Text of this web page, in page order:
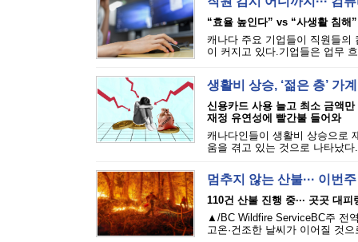
“효율 높인다” vs “사생활 침해”
캐나다 주요 기업들이 직원들의
이 커지고 있다.기업들은 업무
생활비 상승, ‘젊은 층’ 가
신용카드 사용 늘고 최소 금액만
재정 유연성에 빨간불 들어와
캐나다인들이 생활비 상승으로
움을 겪고 있는 것으로 나타났
멈추지 않는 산불··· 이번
110건 산불 진행 중··· 곳곳 대피
▲/BC Wildfire ServiceBC주 전
고온·건조한 날씨가 이어질 것